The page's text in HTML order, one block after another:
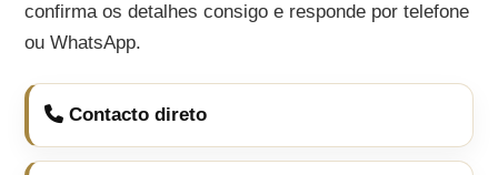
confirma os detalhes consigo e responde por telefone
ou WhatsApp.
Contacto direto